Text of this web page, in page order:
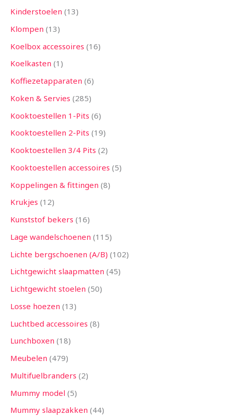
Kinderstoelen 13
Klompen 13
Koelbox accessoires 16
Koelkasten 1
Koffiezetapparaten 6
Koken & Servies 285
Kooktoestellen 1-Pits 6
Kooktoestellen 2-Pits 19
Kooktoestellen 3/4 Pits 2
Kooktoestellen accessoires 5
Koppelingen & fittingen 8
Krukjes 12
Kunststof bekers 16
Lage wandelschoenen 115
Lichte bergschoenen (A/B) 102
Lichtgewicht slaapmatten 45
Lichtgewicht stoelen 50
Losse hoezen 13
Luchtbed accessoires 8
Lunchboxen 18
Meubelen 479
Multifuelbranders 2
Mummy model 5
Mummy slaapzakken 44